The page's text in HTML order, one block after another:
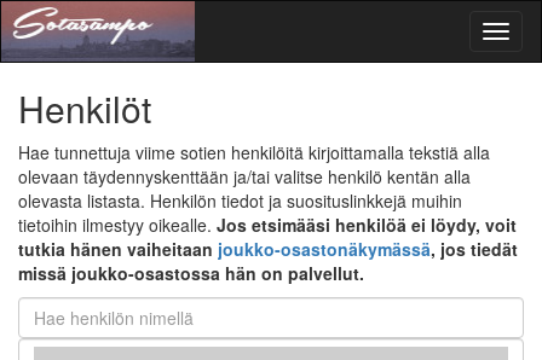
Henkilöt
Hae tunnettuja viime sotien henkilöitä kirjoittamalla tekstiä alla
olevaan täydennyskenttään ja/tai valitse henkilö kentän alla
olevasta listasta. Henkilön tiedot ja suosituslinkkejä muihin
tietoihin ilmestyy oikealle. Jos etsimääsi henkilöä ei löydy, voit
tutkia hänen vaiheitaan joukko-osastonäkymässä, jos tiedät
missä joukko-osastossa hän on palvellut.